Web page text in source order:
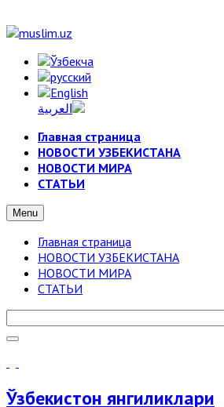
Главная страница
НОВОСТИ УЗБЕКИСТАНА
НОВОСТИ МИРА
СТАТЬИ
Menu
Главная страница
НОВОСТИ УЗБЕКИСТАНА
НОВОСТИ МИРА
СТАТЬИ
Ўзбекистон янгиликлари